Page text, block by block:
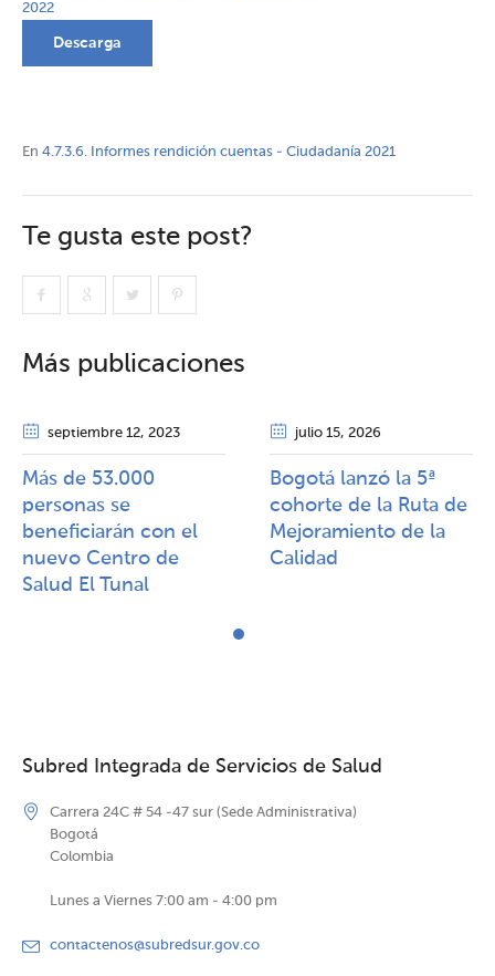
2022
Descarga
En 4.7.3.6. Informes rendición cuentas - Ciudadanía 2021
Te gusta este post?
Más publicaciones
septiembre 12, 2023
Más de 53.000
personas se
beneficiarán con el
nuevo Centro de
Salud El Tunal
julio 15, 2026
Bogotá lanzó la 5ª
cohorte de la Ruta de
Mejoramiento de la
Calidad​​
Subred Integrada de Servicios de Salud
Carrera 24C # 54 -47 sur (Sede Administrativa)
Bogotá
Colombia
Lunes a Viernes 7:00 am - 4:00 pm
contactenos@subredsur.gov.co